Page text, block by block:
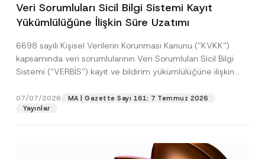
Veri Sorumluları Sicil Bilgi Sistemi Kayıt
Yükümlülüğüne İlişkin Süre Uzatımı
6698 sayılı Kişisel Verilerin Korunması Kanunu (“KVKK”)
kapsamında veri sorumlularının Veri Sorumluları Sicil Bilgi
Sistemi (“VERBİS”) kayıt ve bildirim yükümlülüğüne ilişkin
07/07/2026
MA | Gazette Sayı 161: 7 Temmuz 2026
Yayınlar